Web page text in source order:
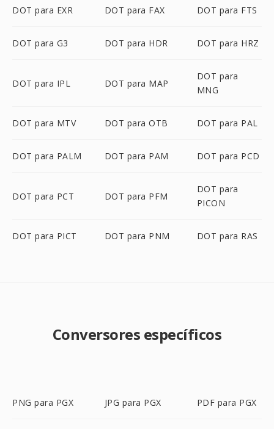
DOT para EXR DOT para FAX DOT para FTS
DOT para G3 DOT para HDR DOT para HRZ
DOT para IPL DOT para MAP
DOT para
MNG
DOT para MTV DOT para OTB DOT para PAL
DOT para PALM DOT para PAM DOT para PCD
DOT para PCT DOT para PFM
DOT para
PICON
DOT para PICT DOT para PNM DOT para RAS
Conversores específicos
PNG para PGX JPG para PGX PDF para PGX